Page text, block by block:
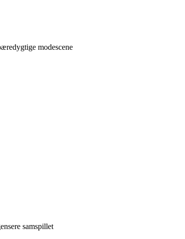
modescene
samspillet